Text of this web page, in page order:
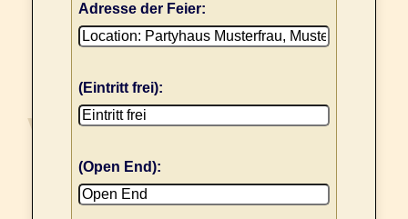
Adresse der Feier:
(Eintritt frei):
(Open End):